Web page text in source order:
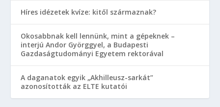
Híres idézetek kvíze: kitől származnak?
Okosabbnak kell lennünk, mint a gépeknek –
interjú Andor Györggyel, a Budapesti
Gazdaságtudományi Egyetem rektorával
A daganatok egyik „Akhilleusz-sarkát”
azonosították az ELTE kutatói